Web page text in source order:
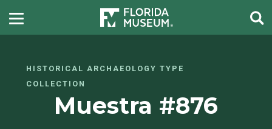
HISTORICAL ARCHAEOLOGY TYPE
COLLECTION
Muestra #876